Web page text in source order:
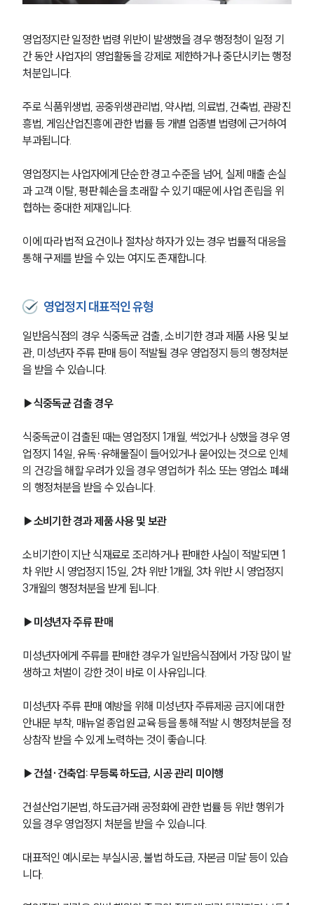
영업정지란 일정한 법령 위반이 발생했을 경우 행정청이 일정 기
간 동안 사업자의 영업활동을 강제로 제한하거나 중단시키는 행정
처분입니다.
주로 식품위생법, 공중위생관리법, 약사법, 의료법, 건축법, 관광진
흥법, 게임산업진흥에 관한 법률 등 개별 업종별 법령에 근거하여
부과됩니다.
영업정지는 사업자에게 단순한 경고 수준을 넘어, 실제 매출 손실
과 고객 이탈, 평판 훼손을 초래할 수 있기 때문에 사업 존립을 위
협하는 중대한 제재입니다.
이에 따라 법적 요건이나 절차상 하자가 있는 경우 법률적 대응을
통해 구제를 받을 수 있는 여지도 존재합니다.
영업정지 대표적인 유형
일반음식점의 경우 식중독균 검출, 소비기한 경과 제품 사용 및 보
관, 미성년자 주류 판매 등이 적발될 경우 영업정지 등의 행정처분
을 받을 수 있습니다.
▶식중독균 검출 경우
식중독균이 검출된 때는 영업정지 1개월, 썩었거나 상했을 경우 영
업정지 14일, 유독∙유해물질이 들어있거나 묻어있는 것으로 인체
의 건강을 해할 우려가 있을 경우 영업허가 취소 또는 영업소 폐쇄
의 행정처분을 받을 수 있습니다.
▶소비기한 경과 제품 사용 및 보관
소비기한이 지난 식재료로 조리하거나 판매한 사실이 적발되면 1
차 위반 시 영업정지 15일, 2차 위반 1개월, 3차 위반 시 영업정지
3개월의 행정처분을 받게 됩니다.
▶미성년자 주류 판매
미성년자에게 주류를 판매한 경우가 일반음식점에서 가장 많이 발
생하고 처벌이 강한 것이 바로 이 사유입니다.
미성년자 주류 판매 예방을 위해 미성년자 주류제공 금지에 대한
안내문 부착, 매뉴얼 종업원 교육 등을 통해 적발 시 행정처분을 정
상참작 받을 수 있게 노력하는 것이 좋습니다.
▶건설·건축업: 무등록 하도급, 시공 관리 미이행
건설산업기본법, 하도급거래 공정화에 관한 법률 등 위반 행위가
있을 경우 영업정지 처분을 받을 수 있습니다.
대표적인 예시로는 부실시공, 불법 하도급, 자본금 미달 등이 있습
니다.